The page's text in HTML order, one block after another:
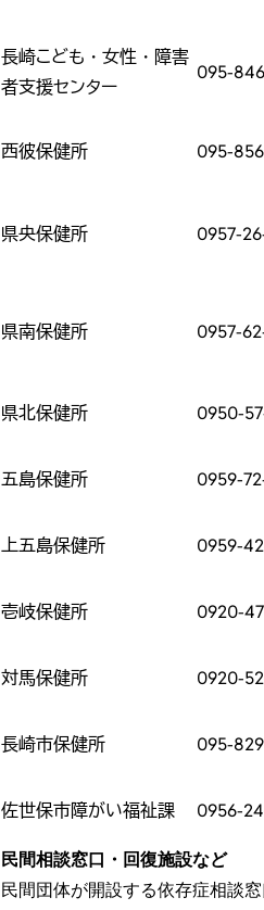
長崎こども・女性・障害
者支援センター
095-
西彼保健所 095-
県央保健所 0957-
県南保健所 0957-
県北保健所 0950-
五島保健所 0959-
上五島保健所 0959-
壱岐保健所 0920-
対馬保健所 0920-
長崎市保健所 095-
佐世保市障がい福祉課 0956-
民間相談窓口・回復施設など
民間団体が開設する依存症相談